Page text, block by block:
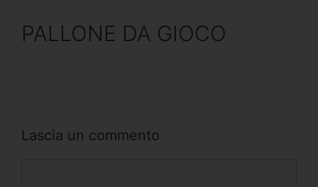
PALLONE DA GIOCO
Lascia un commento